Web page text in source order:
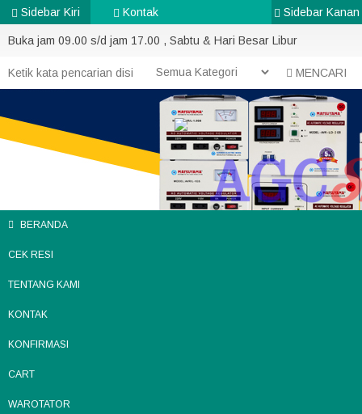
Buka jam 09.00 s/d jam 17.00 , Sabtu & Hari Besar Libur
MENCARI
BERANDA
CEK RESI
TENTANG KAMI
KONTAK
KONFIRMASI
CART
WAROTATOR
Sidebar Kiri Kontak Sidebar Kanan